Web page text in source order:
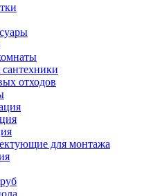
отходов
для монтажа